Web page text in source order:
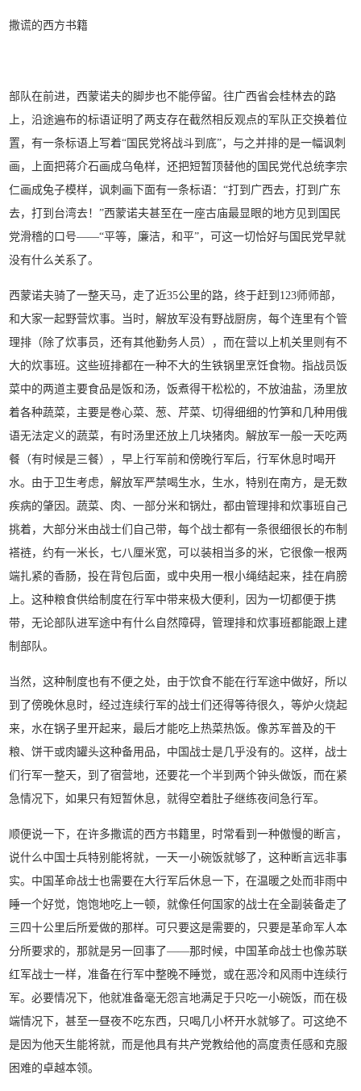
撒谎的西方书籍
部队在前进，西蒙诺夫的脚步也不能停留。往广西省会桂林去的路
上，沿途遍布的标语证明了两支存在截然相反观点的军队正交换着位
置，有一条标语上写着“国民党将战斗到底”，与之并排的是一幅讽刺
画，上面把蒋介石画成乌龟样，还把短暂顶替他的国民党代总统李宗
仁画成兔子模样，讽刺画下面有一条标语：“打到广西去，打到广东
去，打到台湾去！”西蒙诺夫甚至在一座古庙最显眼的地方见到国民
党滑稽的口号——“平等，廉洁，和平”，可这一切恰好与国民党早就
没有什么关系了。
西蒙诺夫骑了一整天马，走了近35公里的路，终于赶到123师师部，
和大家一起野营炊事。当时，解放军没有野战厨房，每个连里有个管
理排（除了炊事员，还有其他勤务人员），而在营以上机关里则有不
大的炊事班。这些班排都在一种不大的生铁锅里烹饪食物。指战员饭
菜中的两道主要食品是饭和汤，饭煮得干松松的，不放油盐，汤里放
着各种蔬菜，主要是卷心菜、葱、芹菜、切得细细的竹笋和几种用俄
语无法定义的蔬菜，有时汤里还放上几块猪肉。解放军一般一天吃两
餐（有时候是三餐），早上行军前和傍晚行军后，行军休息时喝开
水。由于卫生考虑，解放军严禁喝生水，生水，特别在南方，是无数
疾病的肇因。蔬菜、肉、一部分米和锅灶，都由管理排和炊事班自己
挑着，大部分米由战士们自己带，每个战士都有一条很细很长的布制
褡裢，约有一米长，七八厘米宽，可以装相当多的米，它很像一根两
端扎紧的香肠，投在背包后面，或中央用一根小绳结起来，挂在肩膀
上。这种粮食供给制度在行军中带来极大便利，因为一切都便于携
带，无论部队进军途中有什么自然障碍，管理排和炊事班都能跟上建
制部队。
当然，这种制度也有不便之处，由于饮食不能在行军途中做好，所以
到了傍晚休息时，经过连续行军的战士们还得等待很久，等炉火烧起
来，水在锅子里开起来，最后才能吃上热菜热饭。像苏军普及的干
粮、饼干或肉罐头这种备用品，中国战士是几乎没有的。这样，战士
们行军一整天，到了宿营地，还要花一个半到两个钟头做饭，而在紧
急情况下，如果只有短暂休息，就得空着肚子继练夜间急行军。
顺便说一下，在许多撒谎的西方书籍里，时常看到一种傲慢的断言，
说什么中国士兵特别能将就，一天一小碗饭就够了，这种断言远非事
实。中国革命战士也需要在大行军后休息一下，在温暖之处而非雨中
睡一个好觉，饱饱地吃上一顿，就像任何国家的战士在全副装备走了
三四十公里后所爱做的那样。可只要这是需要的，只要是革命军人本
分所要求的，那就是另一回事了——那时候，中国革命战士也像苏联
红军战士一样，准备在行军中整晚不睡觉，或在恶冷和风雨中连续行
军。必要情况下，他就准备毫无怨言地满足于只吃一小碗饭，而在极
端情况下，甚至一昼夜不吃东西，只喝几小杯开水就够了。可这绝不
是因为他天生能将就，而是他具有共产党教给他的高度责任感和克服
困难的卓越本领。